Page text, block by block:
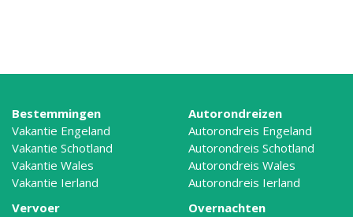
Bestemmingen
Vakantie Engeland
Vakantie Schotland
Vakantie Wales
Vakantie Ierland
Autorondreizen
Autorondreis Engeland
Autorondreis Schotland
Autorondreis Wales
Autorondreis Ierland
Vervoer
Overnachten